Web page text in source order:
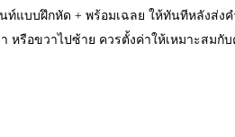
ท์แบบฝึกหัด + พร้อมเฉลย ให้ทันทีหลังส่ง
หรือขวาไปซ้าย ควรตั้งค่าให้เหมาะสมกั